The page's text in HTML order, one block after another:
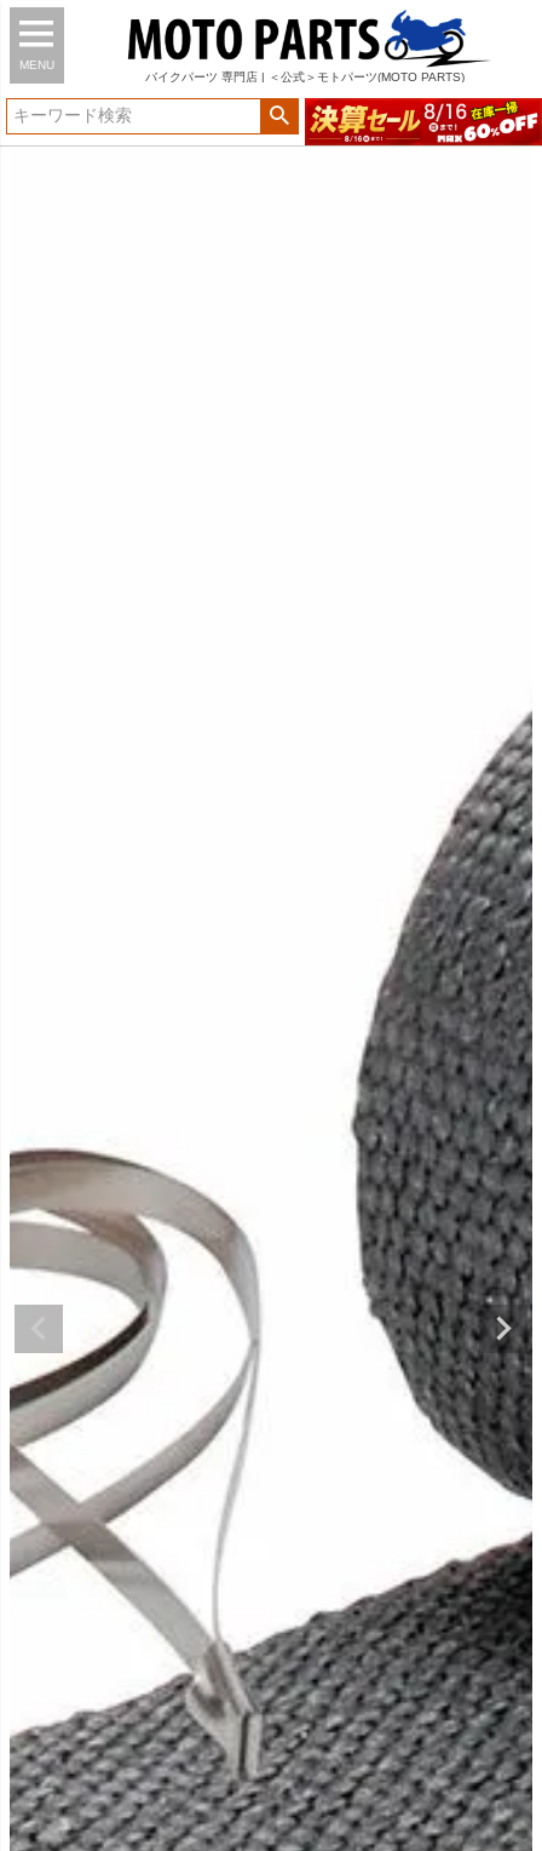
MENU
バイク パーツ 専門店 | ＜公式＞モトパーツ(MOTO PARTS)